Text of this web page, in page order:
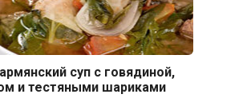
суп с говядиной,
и тестяными шариками